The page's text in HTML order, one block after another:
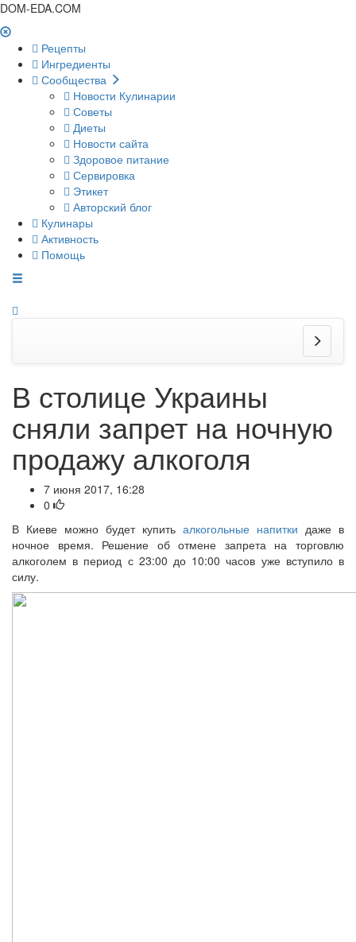
DOM-EDA.COM
Рецепты
Ингредиенты
Сообщества
Новости Кулинарии
Советы
Диеты
Новости сайта
Здоровое питание
Сервировка
Этикет
Авторский блог
Кулинары
Активность
Помощь
В столице Украины
сняли запрет на ночную
продажу алкоголя
7 июня 2017, 16:28
0
В Киеве можно будет купить алкогольные напитки даже в
ночное время. Решение об отмене запрета на торговлю
алкоголем в период с 23:00 до 10:00 часов уже вступило в
силу.